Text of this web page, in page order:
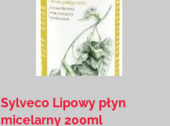
Sylveco Lipowy płyn
micelarny 200ml